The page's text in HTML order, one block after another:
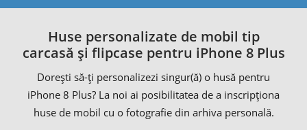
Huse personalizate de mobil tip
carcasă și flipcase pentru iPhone 8 Plus
Dorești să-ți personalizezi singur(ă) o husă pentru
iPhone 8 Plus? La noi ai posibilitatea de a inscripționa
huse de mobil cu o fotografie din arhiva personală.